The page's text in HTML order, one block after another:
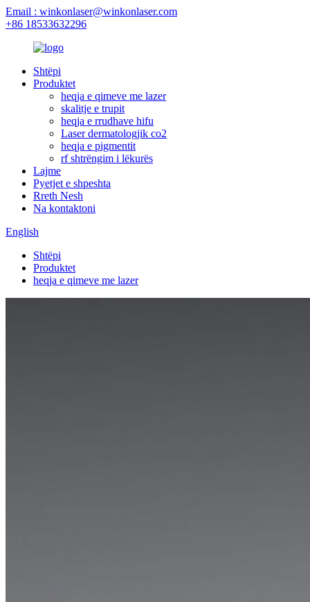
Email : winkonlaser@winkonlaser.com
+86 18533632296
Shtëpi
Produktet
heqja e qimeve me lazer
skalitje e trupit
heqja e rrudhave hifu
Laser dermatologjik co2
heqja e pigmentit
rf shtrëngim i lëkurës
Lajme
Pyetjet e shpeshta
Rreth Nesh
Na kontaktoni
English
Shtëpi
Produktet
heqja e qimeve me lazer